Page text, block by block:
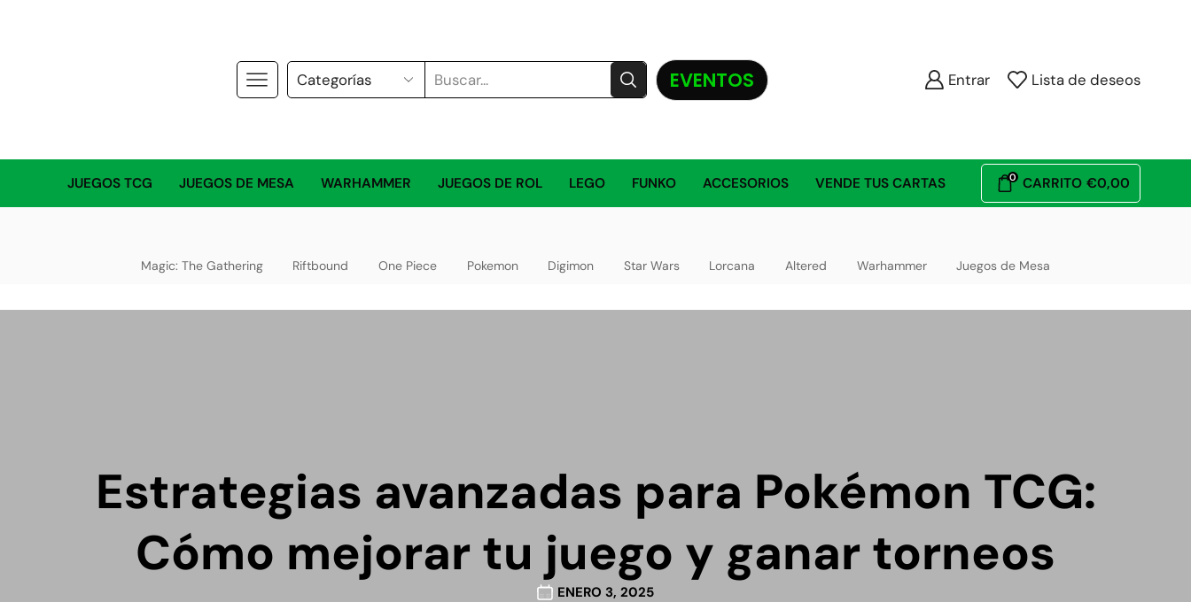
EVENTOS Entrar Lista de deseos
JUEGOS TCG JUEGOS DE MESA WARHAMMER JUEGOS DE ROL LEGO FUNKO ACCESORIOS VENDE TUS CARTAS 0 CARRITO €0,00
Magic: The Gathering Riftbound One Piece Pokemon Digimon Star Wars Lorcana Altered Warhammer Juegos de Mesa
Estrategias avanzadas para Pokémon TCG:
Cómo mejorar tu juego y ganar torneos
ENERO 3, 2025